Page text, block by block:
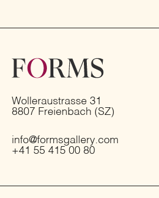
Wolleraustrasse 31
8807 Freienbach (SZ)
info@formsgallery.com
+41 55 415 00 80